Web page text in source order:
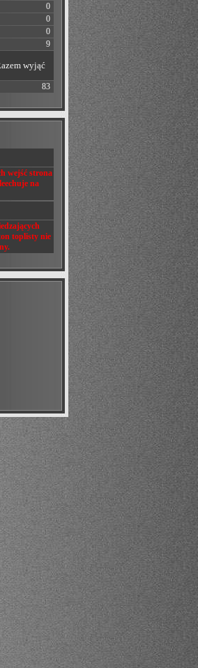
0
0
0
9
wyjąć
83
wejść strona
na
toplisty nie